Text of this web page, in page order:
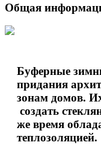
Общая
Буферные
придания
зонам домов.
создать
же время
теплозоляцией.